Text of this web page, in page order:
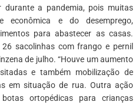
durante a pandemia, pois muitas
e do desemprego,
para abastecer as casas.
sacolinhas com frango e pernil
de julho. “Houve um aumento
e também mobilização de
em situação de rua. Outra ação
ortopédicas para crianças